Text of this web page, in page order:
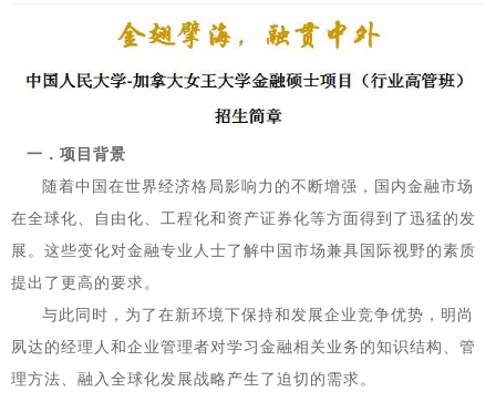
一．项目背景
随着中国在世界经济格局影响力的不断增强，国内金融市场
在全球化、自由化、工程化和资产证券化等方面得到了迅猛的发
展。这些变化对金融专业人士了解中国市场兼具国际视野的素质
提出了更高的要求。
与此同时，为了在新环境下保持和发展企业竞争优势，明尚
夙达的经理人和企业管理者对学习金融相关业务的知识结构、管
理方法、融入全球化发展战略产生了迫切的需求。